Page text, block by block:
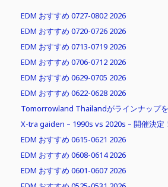
EDM おすすめ 0727-0802 2026
EDM おすすめ 0720-0726 2026
EDM おすすめ 0713-0719 2026
EDM おすすめ 0706-0712 2026
EDM おすすめ 0629-0705 2026
EDM おすすめ 0622-0628 2026
Tomorrowland Thailandがラインナップ
X-tra gaiden – 1990s vs 2020s – 開催決定
EDM おすすめ 0615-0621 2026
EDM おすすめ 0608-0614 2026
EDM おすすめ 0601-0607 2026